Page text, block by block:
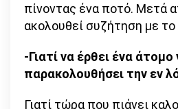
πίνοντας ένα ποτό. Μετά
ακολουθεί συζήτηση με το
-Γιατί να έρθει ένα άτομο
παρακολουθήσει την εν
Γιατί τώρα που πιάνει